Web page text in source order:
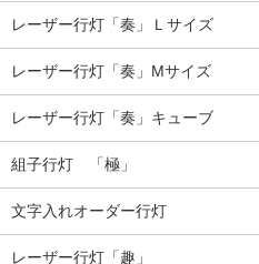
レーザー行灯「奏」Ｌサイズ
レーザー行灯「奏」Mサイズ
レーザー行灯「奏」キューブ
組子行灯 「極」
文字入れオーダー行灯
レーザー行灯「趣」